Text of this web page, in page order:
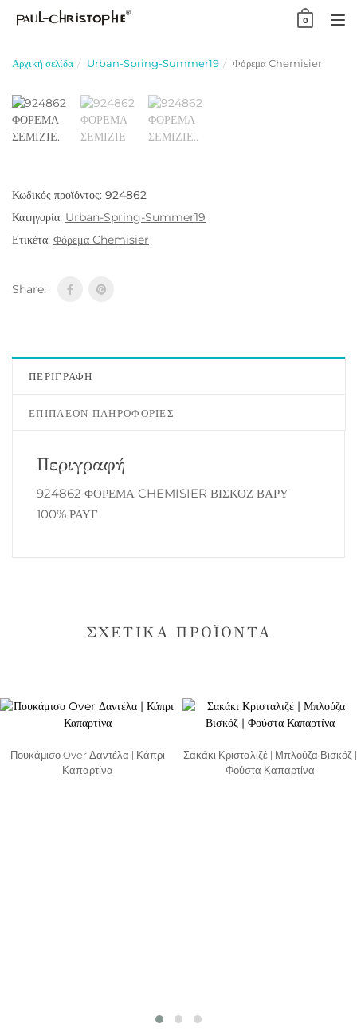
0
Αρχική σελίδα Urban-Spring-Summer19 Φόρεμα Chemisier
Κωδικός προϊόντος: 924862
Κατηγορία: Urban-Spring-Summer19
Ετικέτα: Φόρεμα Chemisier
Share:
ΠΕΡΙΓΡΑΦΉ
ΕΠΙΠΛΈΟΝ ΠΛΗΡΟΦΟΡΊΕΣ
Περιγραφή
924862 ΦΟΡΕΜΑ CHEMISIER ΒΙΣΚΟΖ ΒΑΡΥ
100% ΡΑΥΓ
ΣΧΕΤΙΚΆ ΠΡΟΪΌΝΤΑ
Πουκάμισο Over Δαντέλα | Κάπρι
Καπαρτίνα
Σακάκι Κρισταλιζέ | Μπλούζα Βισκόζ |
Φούστα Καπαρτίνα